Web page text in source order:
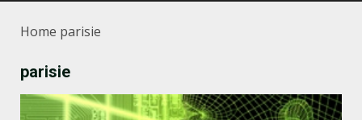
Home parisie
parisie